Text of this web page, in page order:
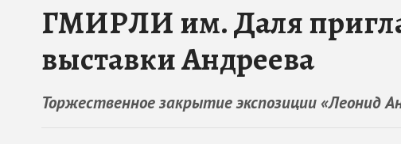
ГМИРЛИ им. Даля
выставки Андреева
Торжественное закрытие экспозиции «Леонид